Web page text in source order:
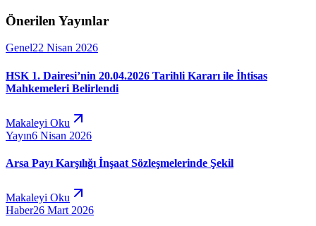
Önerilen Yayınlar
Genel22 Nisan 2026
HSK 1. Dairesi’nin 20.04.2026 Tarihli Kararı ile İhtisas
Mahkemeleri Belirlendi
Makaleyi Oku
Yayın6 Nisan 2026
Arsa Payı Karşılığı İnşaat Sözleşmelerinde Şekil
Makaleyi Oku
Haber26 Mart 2026